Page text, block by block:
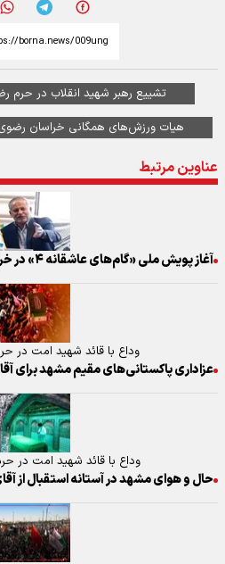
تشییع رهبر شهید انقلاب در حرم
هیات ورزش‌های همگانی خراسان
عناوین مرتبط
آغاز پویش ملی «گام‌های عاشقانه ۴» در خراسان رضوی
وداع با قائد شهید امت در
عزاداری پاکستانی‌های مقیم مشهد برای
وداع با قائد شهید امت در
حال و هوای مشهد در آستانه استقبال از